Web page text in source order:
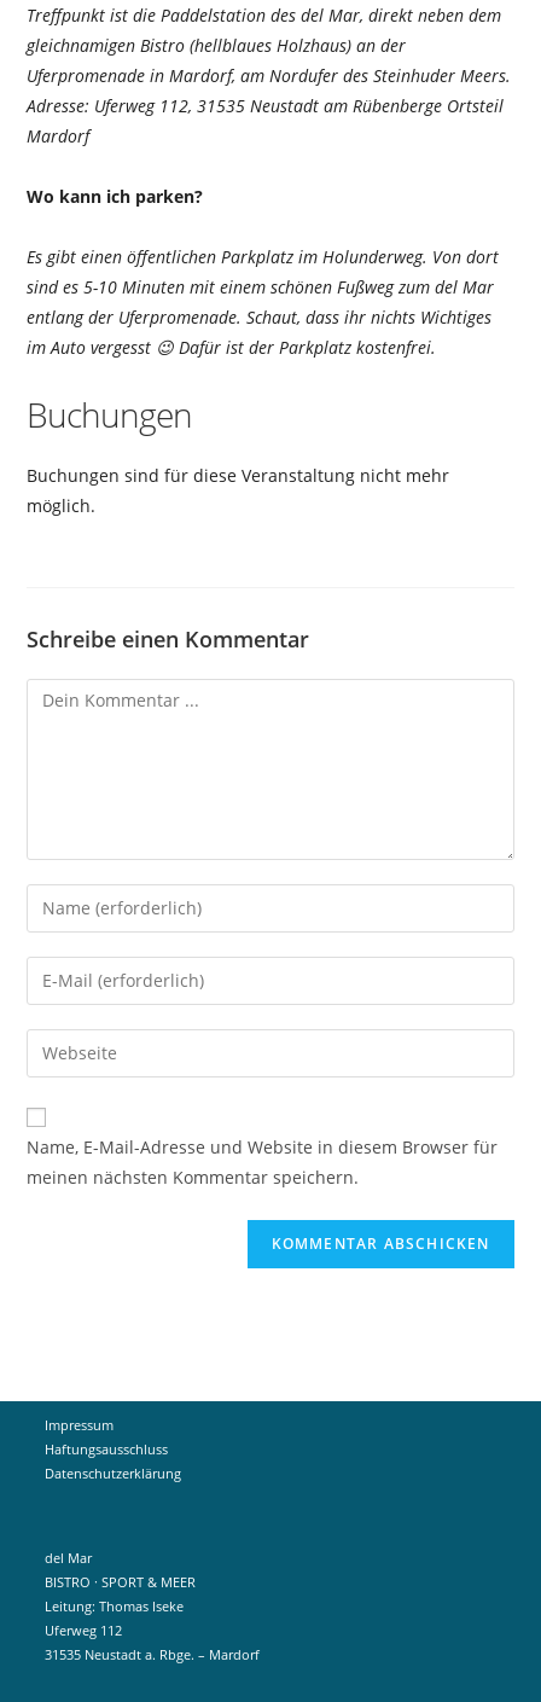
Treffpunkt ist die Paddelstation des del Mar, direkt neben dem
gleichnamigen Bistro (hellblaues Holzhaus) an der
Uferpromenade in Mardorf, am Nordufer des Steinhuder Meers.
Adresse: Uferweg 112, 31535 Neustadt am Rübenberge Ortsteil
Mardorf
Wo kann ich parken?
Es gibt einen öffentlichen Parkplatz im Holunderweg. Von dort
sind es 5-10 Minuten mit einem schönen Fußweg zum del Mar
entlang der Uferpromenade. Schaut, dass ihr nichts Wichtiges
im Auto vergesst 😉 Dafür ist der Parkplatz kostenfrei.
Buchungen
Buchungen sind für diese Veranstaltung nicht mehr
möglich.
Schreibe einen Kommentar
Kommentieren
Gib
deinen
Namen
oder
zum
Kommentieren
ein
Gib
deine
E-
Mail-
zum
Kommentieren
ein
Gib
deine
Website-
URL
Name, E-Mail-Adresse und Website in diesem Browser für
meinen nächsten Kommentar speichern.
Impressum
Haftungsausschluss
Datenschutzerklärung
del Mar
BISTRO · SPORT & MEER
Leitung: Thomas Iseke
Uferweg 112
31535 Neustadt a. Rbge. – Mardorf